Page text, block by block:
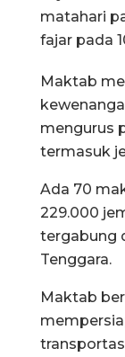
matahari
fajar pada
Maktab
mengurus
termasuk
Ada 70
229.000
tergabung
Tenggara.
Maktab